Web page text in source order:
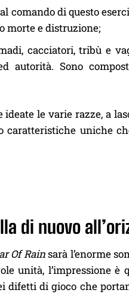
comando di questo
morte e distruzione;
cacciatori, tribù e
autorità. Sono
le varie razze, a
uniche
di nuovo
Of Rainsarà l’enorme
unità, l’impressione
difetti di gioco che